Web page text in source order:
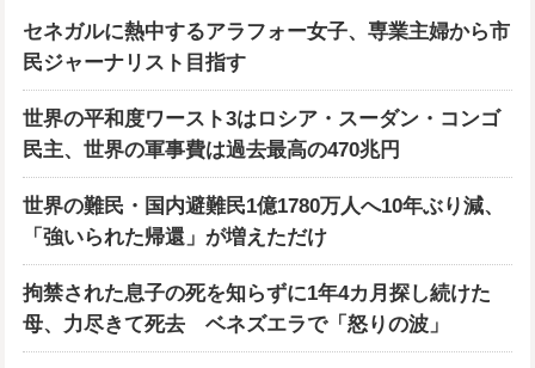
セネガルに熱中するアラフォー女子、専業主婦から市
民ジャーナリスト目指す
世界の平和度ワースト3はロシア・スーダン・コンゴ
民主、世界の軍事費は過去最高の470兆円
世界の難民・国内避難民1億1780万人へ10年ぶり減、
「強いられた帰還」が増えただけ
拘禁された息子の死を知らずに1年4カ月探し続けた
母、力尽きて死去 ベネズエラで「怒りの波」